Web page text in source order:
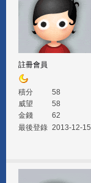
註冊會員
積分
58
威望
58
金錢
62
最後登錄 2013-12-15